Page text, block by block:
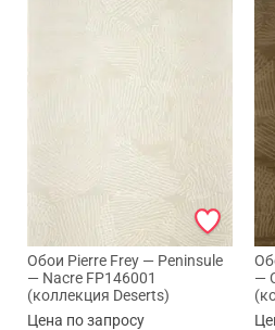
Обои Pierre Frey — Peninsule
— Nacre FP146001
(коллекция Deserts)
Цена по запросу
—